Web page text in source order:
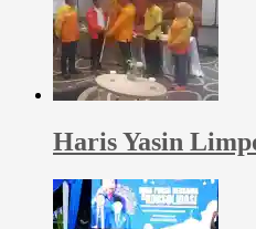
Haris Yasin